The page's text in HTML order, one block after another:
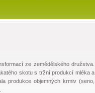
ze zemědělského družstva.
skotu s tržní produkcí mléka a
produkce objemných krmiv (seno,